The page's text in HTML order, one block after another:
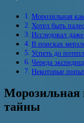
Морозильная
Хотел быть
Исследовал
В поисках
Успеть до
Череда
Некоторые
Морозильная
тайны